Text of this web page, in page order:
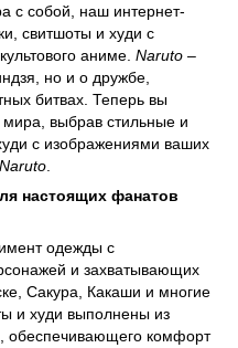
с собой, наш интернет-
свитшоты и худи с
аниме. Naruto –
но и о дружбе,
битвах. Теперь вы
мира, выбрав стильные и
с изображениями ваших
Naruto
настоящих фанатов
одежды с
и захватывающих
Сакура, Какаши и многие
и худи выполнены из
обеспечивающего комфорт